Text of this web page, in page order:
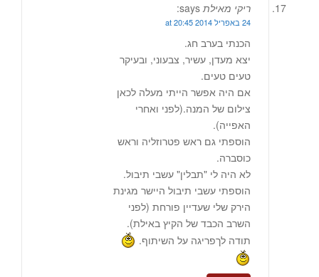
ריקי מאילת says:
24 באפריל 2014 at 20:45
הכנתי בערב חג.
יצא מעדן, עשיר, צבעוני, ובעיקר
טעים טעים.
אם היה אפשר הייתי מעלה לכאן
צילום של המנה.(לפני ואחרי
האפייה).
הוספתי גם ראש פטרוזליה וראש
כוסברה.
לא היה לי "תבלין" עשבי תיבול.
הוספתי עשבי תיבול היישר מגינת
הירק שלי שעדיין פורחת (לפני
השרב הכבד של הקיץ באילת).
תודה לךפריגה על השיתוף.